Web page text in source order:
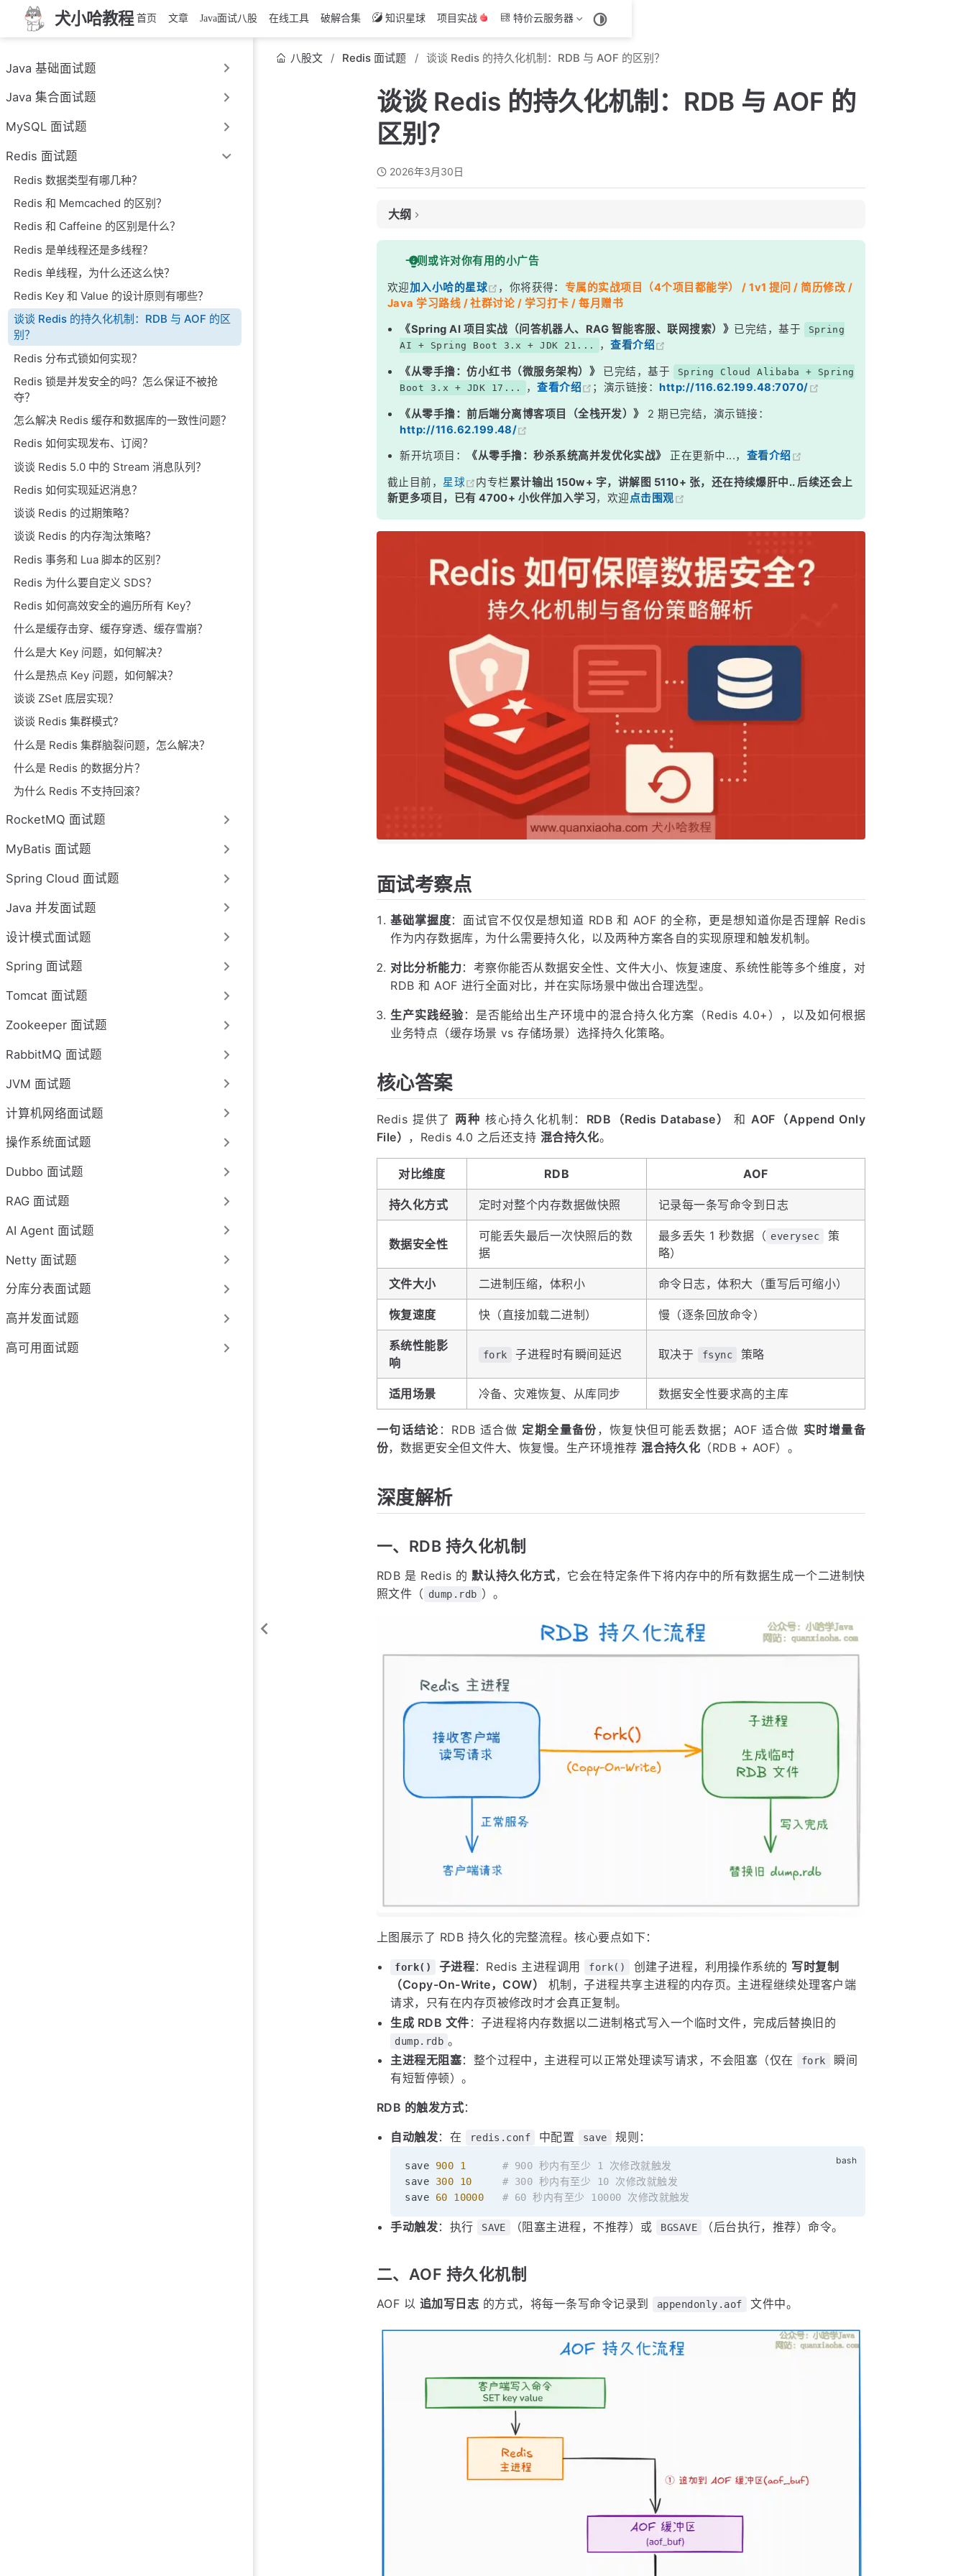
犬小哈教程 首页 文章 Java面试八股 在线工具 破解合集 知识星球 项目实战 特价云服务器
Java 基础面试题
Java 集合面试题
MySQL 面试题
Redis 面试题
Redis 数据类型有哪几种？
Redis 和 Memcached 的区别？
Redis 和 Caffeine 的区别是什么？
Redis 是单线程还是多线程？
Redis 单线程，为什么还这么快？
Redis Key 和 Value 的设计原则有哪些？
谈谈 Redis 的持久化机制：RDB 与 AOF 的区
别？
Redis 分布式锁如何实现？
Redis 锁是并发安全的吗？怎么保证不被抢
夺？
怎么解决 Redis 缓存和数据库的一致性问题？
Redis 如何实现发布、订阅？
谈谈 Redis 5.0 中的 Stream 消息队列？
Redis 如何实现延迟消息？
谈谈 Redis 的过期策略？
谈谈 Redis 的内存淘汰策略？
Redis 事务和 Lua 脚本的区别？
Redis 为什么要自定义 SDS？
Redis 如何高效安全的遍历所有 Key？
什么是缓存击穿、缓存穿透、缓存雪崩？
什么是大 Key 问题，如何解决？
什么是热点 Key 问题，如何解决？
谈谈 ZSet 底层实现？
谈谈 Redis 集群模式?
什么是 Redis 集群脑裂问题，怎么解决？
什么是 Redis 的数据分片？
为什么 Redis 不支持回滚？
RocketMQ 面试题
MyBatis 面试题
Spring Cloud 面试题
Java 并发面试题
设计模式面试题
Spring 面试题
Tomcat 面试题
Zookeeper 面试题
RabbitMQ 面试题
JVM 面试题
计算机网络面试题
操作系统面试题
Dubbo 面试题
RAG 面试题
AI Agent 面试题
Netty 面试题
分库分表面试题
高并发面试题
高可用面试题
八股文 Redis 面试题 谈谈 Redis 的持久化机制：RDB 与 AOF 的区别？
谈谈 Redis 的持久化机制：RDB 与 AOF 的
区别？
2026年3月30日
大纲
面试考察点
核心答案
深度解析
二、AOF 持久化机制
三、AOF 重写机制
四、混合持久化（Redis 4.0+）
面试高频追问
常见面试变体
记忆口诀
总结
一则或许对你有用的小广告
欢迎加入小哈的星球 ，你将获得： 专属的实战项目（4个项目都能学） / 1v1 提问 / 简历修改 /
Java 学习路线 / 社群讨论 / 学习打卡 / 每月赠书
《Spring AI 项目实战（问答机器人、RAG 智能客服、联网搜索）》 已完结，基于
Spring
AI + Spring Boot 3.x + JDK 21...
，查看介绍
《从零手撸：仿小红书（微服务架构）》 已完结，基于
Spring Cloud Alibaba + Spring
Boot 3.x + JDK 17...
，查看介绍 ；演示链接：http://116.62.199.48:7070/
《从零手撸：前后端分离博客项目（全栈开发）》
2 期已完结，演示链接：
http://116.62.199.48/
新开坑项目： 《从零手撸：秒杀系统高并发优化实战》 正在更新中...， 查看介绍
截止目前， 星球 内专栏累计输出 150w+ 字，讲解图 5110+ 张，还在持续爆肝中.. 后续还会上
新更多项目，已有 4700+ 小伙伴加入学习，欢迎点击围观
面试考察点
基础掌握度：面试官不仅仅是想知道 RDB 和 AOF 的全称，更是想知道你是否理解 Redis
作为内存数据库，为什么需要持久化，以及两种方案各自的实现原理和触发机制。
对比分析能力：考察你能否从数据安全性、文件大小、恢复速度、系统性能等多个维度，对
RDB 和 AOF 进行全面对比，并在实际场景中做出合理选型。
生产实践经验：是否能给出生产环境中的混合持久化方案（Redis 4.0+），以及如何根据
业务特点（缓存场景 vs 存储场景）选择持久化策略。
核心答案
Redis 提供了 两种 核心持久化机制： RDB（Redis Database） 和AOF（Append Only
File） ，Redis 4.0 之后还支持 混合持久化。
对比维度 RDB AOF
持久化方式 定时对整个内存数据做快照 记录每一条写命令到日志
数据安全性
可能丢失最后一次快照后的数
据
最多丢失 1 秒数据（ everysec
策
略）
文件大小 二进制压缩，体积小 命令日志，体积大（重写后可缩小）
恢复速度 快（直接加载二进制） 慢（逐条回放命令）
系统性能影
响
fork 子进程时有瞬间延迟 取决于 fsync 策略
适用场景 冷备、灾难恢复、从库同步 数据安全性要求高的主库
一句话结论 ：RDB 适合做 定期全量备份，恢复快但可能丢数据；AOF 适合做 实时增量备
份，数据更安全但文件大、恢复慢。生产环境推荐混合持久化 （RDB + AOF）。
深度解析
一、RDB 持久化机制
RDB 是 Redis 的 默认持久化方式，它会在特定条件下将内存中的所有数据生成一个二进制快
照文件（ dump.rdb ）。
上图展示了 RDB 持久化的完整流程。核心要点如下：
fork() 子进程：Redis 主进程调用 fork() 创建子进程，利用操作系统的 写时复制
（Copy-On-Write，COW）
机制，子进程共享主进程的内存页。主进程继续处理客户端
请求，只有在内存页被修改时才会真正复制。
生成 RDB 文件 ：子进程将内存数据以二进制格式写入一个临时文件，完成后替换旧的
dump.rdb 。
主进程无阻塞：整个过程中，主进程可以正常处理读写请求，不会阻塞（仅在 fork
瞬间
有短暂停顿）。
RDB 的触发方式：
自动触发：在 redis.conf 中配置 save 规则：
save 900 1
# 900 秒内有至少 1 次修改就触发
save 300 10
# 300 秒内有至少 10 次修改就触发
save 60 10000 # 60 秒内有至少 10000 次修改就触发
手动触发：执行 SAVE （阻塞主进程，不推荐）或 BGSAVE （后台执行，推荐）命令。
二、AOF 持久化机制
AOF 以 追加写日志 的方式，将每一条写命令记录到 appendonly.aof 文件中。